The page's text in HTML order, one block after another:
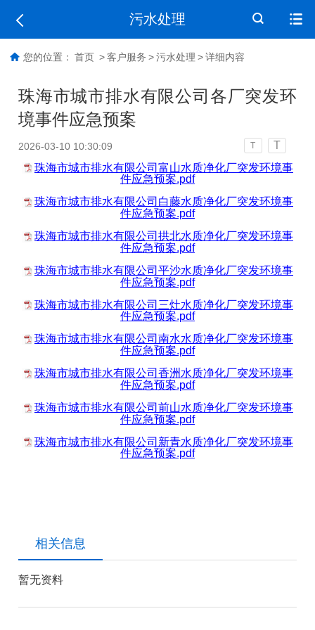
污水处理
您的位置： 首页 > 客户服务 > 污水处理 > 详细内容
珠海市城市排水有限公司各厂突发环
境事件应急预案
2026-03-10 10:30:09 T
T
珠海市城市排水有限公司富山水质净化厂突发环境事
件应急预案.pdf
珠海市城市排水有限公司白藤水质净化厂突发环境事
件应急预案.pdf
珠海市城市排水有限公司拱北水质净化厂突发环境事
件应急预案.pdf
珠海市城市排水有限公司平沙水质净化厂突发环境事
件应急预案.pdf
珠海市城市排水有限公司三灶水质净化厂突发环境事
件应急预案.pdf
珠海市城市排水有限公司南水水质净化厂突发环境事
件应急预案.pdf
珠海市城市排水有限公司香洲水质净化厂突发环境事
件应急预案.pdf
珠海市城市排水有限公司前山水质净化厂突发环境事
件应急预案.pdf
珠海市城市排水有限公司新青水质净化厂突发环境事
件应急预案.pdf
相关信息
暂无资料